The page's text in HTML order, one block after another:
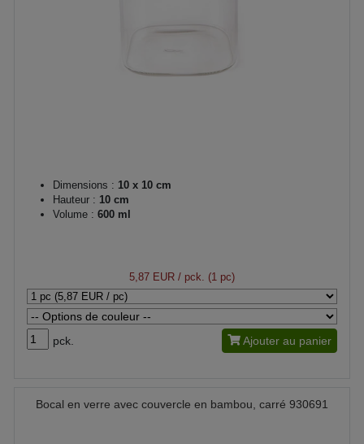
Dimensions : 10 x 10 cm
Hauteur : 10 cm
Volume : 600 ml
5,87 EUR / pck. (1 pc)
pck. Ajouter au panier
Bocal en verre avec couvercle en bambou, carré 930691